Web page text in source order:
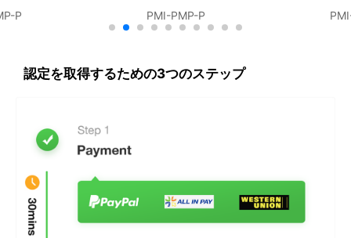
P PMI-PMP-P
認定を取得するための3つのステップ